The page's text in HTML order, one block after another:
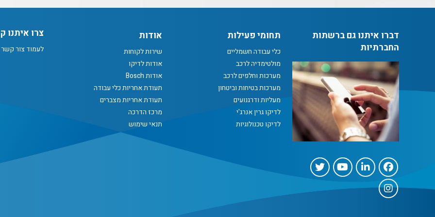
דברו איתנו גם ברשתות
החברתיות
תחומי פעילות
כלי עבודה חשמליים
מולטימדיה לרכב
מערכות וחלפים לרכב
מערכות בטיחות וביטחון
מעליות ודרגנועים
לדיקו גרין אנרג'י
לדיקו טכנולוגיות
אודות
שירות לקוחות
אודות לדיקו
אודות Bosch
תעודת אחריות כלי עבודה
תעודת אחריות מצברים
מרכז הדרכה
תנאי שימוש
צרו איתנו
לעמוד צור קשר